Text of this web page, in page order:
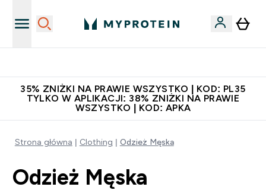
35% ZNIŻKI NA PRAWIE WSZYSTKO | KOD: PL35
TYLKO W APLIKACJI: 38% ZNIŻKI NA PRAWIE
WSZYSTKO | KOD: APKA
Strona główna Clothing Odzież Męska
Odzież Męska